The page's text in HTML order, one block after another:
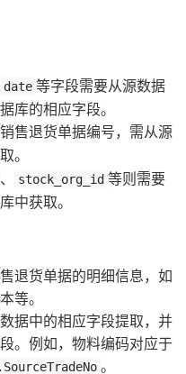
date 等字段需要从源数据
库的相应字段。
售退货单据编号，需从源
。
、 stock_org_id 等则需要
中获取。
退货单据的明细信息，如
等。
据中的相应字段提取，并
。例如，物料编码对应于
。